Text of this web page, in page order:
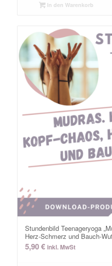
In den Warenkorb
Stundenbild Teenageryoga
Herz-Schmerz und Bauch-
5,90€ inkl. MwSt